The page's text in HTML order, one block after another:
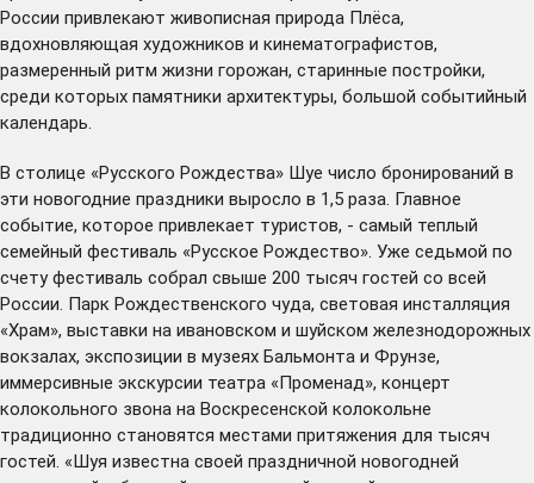
России привлекают живописная природа Плёса,
вдохновляющая художников и кинематографистов,
размеренный ритм жизни горожан, старинные постройки,
среди которых памятники архитектуры, большой событийный
календарь.
В столице «Русского Рождества» Шуе число бронирований в
эти новогодние праздники выросло в 1,5 раза. Главное
событие, которое привлекает туристов, - самый теплый
семейный фестиваль «Русское Рождество». Уже седьмой по
счету фестиваль собрал свыше 200 тысяч гостей со всей
России. Парк Рождественского чуда, световая инсталляция
«Храм», выставки на ивановском и шуйском железнодорожных
вокзалах, экспозиции в музеях Бальмонта и Фрунзе,
иммерсивные экскурсии театра «Променад», концерт
колокольного звона на Воскресенской колокольне
традиционно становятся местами притяжения для тысяч
гостей. «Шуя известна своей праздничной новогодней